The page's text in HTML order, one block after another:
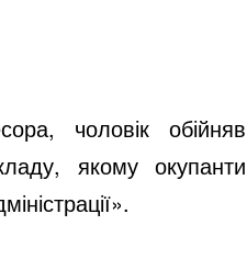
чоловік обійняв
якому окупанти
.